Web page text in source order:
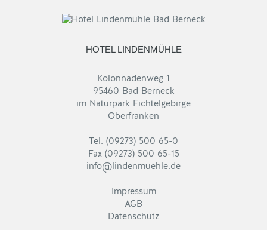
HOTEL LINDENMÜHLE
Kolonnadenweg 1
95460 Bad Berneck
im Naturpark Fichtelgebirge
Oberfranken
Tel. (09273) 500 65-0
Fax (09273) 500 65-15
info@lindenmuehle.de
Impressum
AGB
Datenschutz